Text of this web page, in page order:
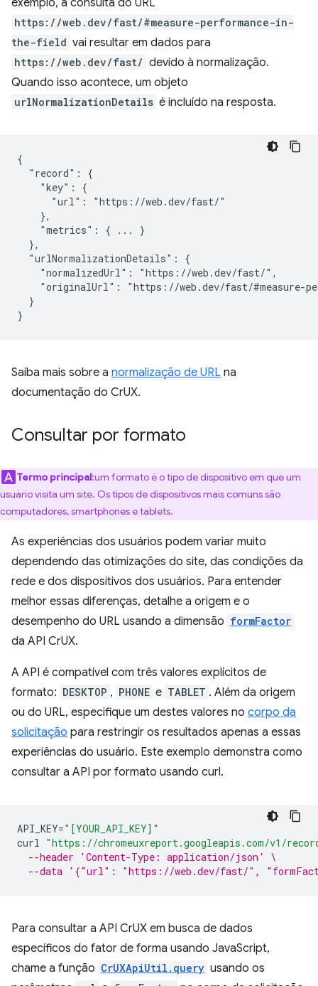
https://web.dev/fast/#measure-performance-in-
the-field vai resultar em dados para
https://web.dev/fast/ devido à normalização.
Quando isso acontece, um objeto
urlNormalizationDetails é incluído na resposta.
{
  "record": {
    "key": {
      "url": "https://web.dev/fast/"
    },
    "metrics": { ... }
  },
  "urlNormalizationDetails": {
    "normalizedUrl": "https://web.dev/fast/",
"originalUrl": "https://web.dev/fast/#measure-
  }
Saiba mais sobre a normalização de URL na
documentação do CrUX.
Consultar por formato
Termo principal:um formato é o tipo de dispositivo em que um
usuário visita um site. Os tipos de dispositivos mais comuns são
computadores, smartphones e tablets.
As experiências dos usuários podem variar muito
dependendo das otimizações do site, das condições da
rede e dos dispositivos dos usuários. Para entender
melhor essas diferenças, detalhe a origem e o
desempenho do URL usando a dimensão formFactor
da API CrUX.
A API é compatível com três valores explícitos de
formato: DESKTOP , PHONE e TABLET . Além da origem
ou do URL, especifique um destes valores no corpo da
solicitação para restringir os resultados apenas a essas
experiências do usuário. Este exemplo demonstra como
consultar a API por formato usando curl.
API_KEY="[YOUR_API_KEY]"
curl "https://chromeuxreport.googleapis.com/v1/
--header 'Content-Type: application/json' \
--data '{"url": "https://web.dev/fast/",
Para consultar a API CrUX em busca de dados
específicos do fator de forma usando JavaScript,
chame a função CrUXApiUtil.query usando os